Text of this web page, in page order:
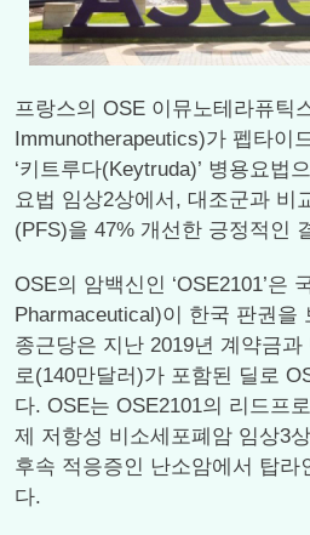
프랑스의 OSE 이뮤노테라퓨틱
Immunotherapeutics)가 펩타이
‘키트루다(Keytruda)’ 병용요법
요법 임상2상에서, 대조군과 비
(PFS)을 47% 개선한 긍정적인
OSE의 암백신인 ‘OSE2101’은
Pharmaceutical)이 한국 판권을
종근당은 지난 2019년 계약금
로(140만달러)가 포함된 딜로
다. OSE는 OSE2101의 리드프
제 저항성 비소세포폐암 임상3
후속 적응증인 난소암에서 탑라
다.